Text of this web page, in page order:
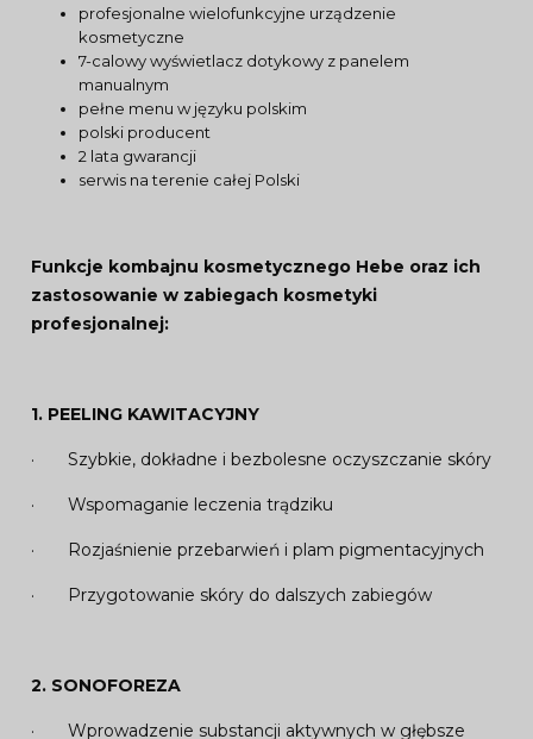
profesjonalne wielofunkcyjne urządzenie
kosmetyczne
7-calowy wyświetlacz dotykowy z panelem
manualnym
pełne menu w języku polskim
polski producent
2 lata gwarancji
serwis na terenie całej Polski
Funkcje kombajnu kosmetycznego Hebe oraz ich
zastosowanie w zabiegach kosmetyki
profesjonalnej:
1. PEELING KAWITACYJNY
· Szybkie, dokładne i bezbolesne oczyszczanie skóry
· Wspomaganie leczenia trądziku
· Rozjaśnienie przebarwień i plam pigmentacyjnych
· Przygotowanie skóry do dalszych zabiegów
2. SONOFOREZA
· Wprowadzenie substancji aktywnych w głębsze